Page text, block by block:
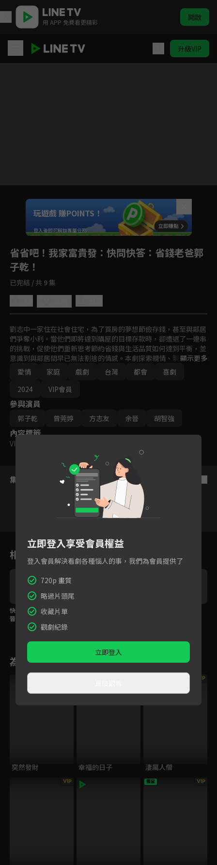
用 APP 免費看更精彩 開啟
升級VIP
Unmute
玩遊戲 賺POINTS！
登入後即可解鎖專屬任務
省省吧！我家富貴發 ：快問快答：省錢老爸郭
子乾！
已完結 / 共 9 集
劉志中一家住在社會住宅，為了買房的夢想節儉存錢，甚至與鄰居
們爭奪小利。當他們即將達到購屋的目標存款時，卻遭遇了一連串
的挑戰，促使他們重新思考節約省錢與生活品質如何達到平衡，並
意識到與鄰居間早已無法割捨的情感。本劇探索親情、現代生活和
高房價等主題。
顯示更多
愛情
家庭 戲劇 台灣 都會
喜劇
2024
VIP會員
參與演員
郭子乾 曾莞婷 方志友 余晉 胡智強
內容標籤
VIP
集數列表
2 3
相關花絮
快問快答：內斂大哥余
晉！
為您推薦
突然發財 幸福的日子
VIP
淒厲人僧
VIP VIP
獨家
立即登入享受會員權益
登入會員解決看劇各種惱人的事，我們為會員提供了
720p 畫質
略過片頭尾
收藏片單
觀劇紀錄
立即登入